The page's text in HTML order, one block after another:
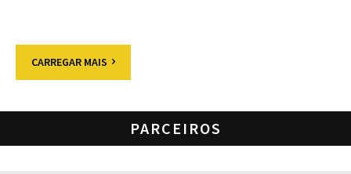
CARREGAR MAIS
PARCEIROS